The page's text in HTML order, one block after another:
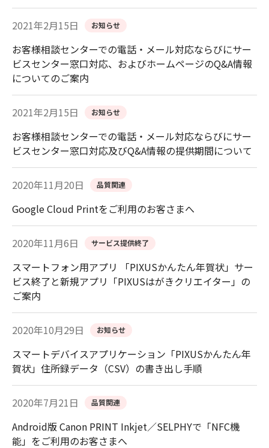
2021年2月15日 お知らせ
お客様相談センターでの電話・メール対応ならびにサー
ビスセンター窓口対応、およびホームページのQ&A情報
についてのご案内
2021年2月15日 お知らせ
お客様相談センターでの電話・メール対応ならびにサー
ビスセンター窓口対応及びQ&A情報の提供期間について
2020年11月20日 品質関連
Google Cloud Printをご利用のお客さまへ
2020年11月6日 サービス提供終了
スマートフォン用アプリ 「PIXUSかんたん年賀状」サー
ビス終了と新規アプリ「PIXUSはがきクリエイター」の
ご案内
2020年10月29日 お知らせ
スマートデバイスアプリケーション「PIXUSかんたん年
賀状」住所録データ（CSV）の書き出し手順
2020年7月21日 品質関連
Android版 Canon PRINT Inkjet／SELPHYで「NFC機
能」をご利用のお客さまへ